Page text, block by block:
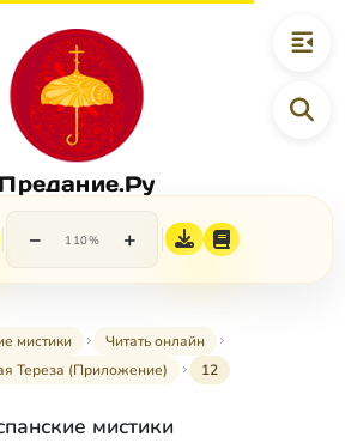
Предание.Ру
− 110% +
мистики
Читать онлайн
Тереза (Приложение)
12
мистики